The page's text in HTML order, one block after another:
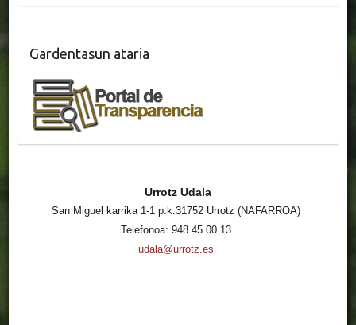
Gardentasun ataria
Urrotz Udala
San Miguel karrika 1-1 p.k.31752 Urrotz (NAFARROA)
Telefonoa: 948 45 00 13
udala@urrotz.es